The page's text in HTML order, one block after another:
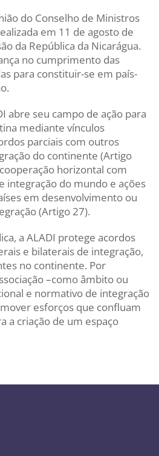
do Conselho de Ministros
em 11 de agosto de
da República da Nicarágua.
no cumprimento das
para constituir-se em país-
abre seu campo de ação para
mediante vínculos
parciais com outros
do continente (Artigo
horizontal com
integração do mundo e ações
em desenvolvimento ou
(Artigo 27).
a ALADI protege acordos
e bilaterais de integração,
no continente. Por
–como âmbito ou
e normativo de integração
esforços que confluam
a criação de um espaço